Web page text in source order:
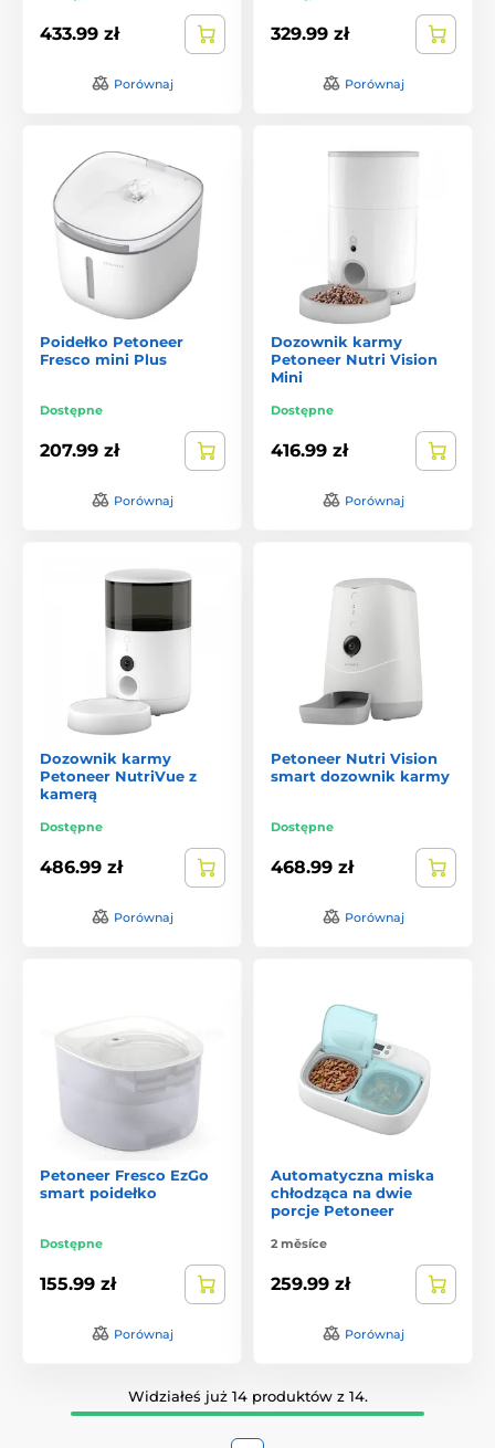
433.99 zł
Porównaj
329.99 zł
Porównaj
Poidełko Petoneer
Fresco mini Plus
Dostępne
207.99 zł
Porównaj
Dozownik karmy
Petoneer Nutri Vision
Mini
Dostępne
416.99 zł
Porównaj
Dozownik karmy
Petoneer NutriVue z
kamerą
Dostępne
486.99 zł
Porównaj
Petoneer Nutri Vision
smart dozownik karmy
Dostępne
468.99 zł
Porównaj
Petoneer Fresco EzGo
smart poidełko
Dostępne
155.99 zł
Porównaj
Automatyczna miska
chłodząca na dwie
porcje Petoneer
2 měsíce
259.99 zł
Porównaj
Widziałeś już 14 produktów z 14.